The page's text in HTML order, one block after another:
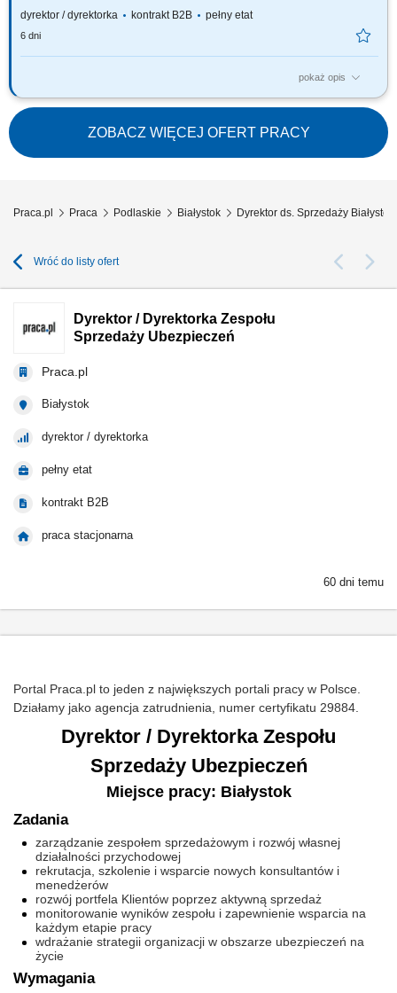
dyrektor / dyrektorka kontrakt B2B pełny etat
6 dni
pokaż opis
Za co będziesz odpowiadać: własny biznes przychodowy i zarządzanie
zespołem sprzedaży, rekrutację i wdrożenie nowych Konsultantów ds.
Planowania Finansowego oraz Menedżerów, budowanie portfela
Klientów poprzez aktywną sprzedaż własną, zapewnienie wsparcia
współpracownikom na...
ZOBACZ WIĘCEJ OFERT PRACY
Praca.pl Praca Podlaskie Białystok Dyrektor ds. Sprzedaży Białystok
Wróć do listy ofert
Dyrektor / Dyrektorka Zespołu
Sprzedaży Ubezpieczeń
Praca.pl
Białystok
dyrektor / dyrektorka
pełny etat
kontrakt B2B
praca stacjonarna
60 dni temu
Portal Praca.pl to jeden z największych portali pracy w Polsce.
Działamy jako agencja zatrudnienia, numer certyfikatu 29884.
Dyrektor / Dyrektorka Zespołu
Sprzedaży Ubezpieczeń
Miejsce pracy: Białystok
Zadania
zarządzanie zespołem sprzedażowym i rozwój własnej
działalności przychodowej
rekrutacja, szkolenie i wsparcie nowych konsultantów i
menedżerów
rozwój portfela Klientów poprzez aktywną sprzedaż
monitorowanie wyników zespołu i zapewnienie wsparcia na
każdym etapie pracy
wdrażanie strategii organizacji w obszarze ubezpieczeń na
życie
Wymagania